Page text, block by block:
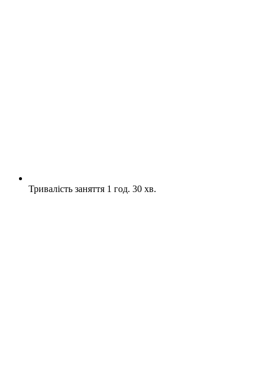
Тривалість заняття 1 год. 30 хв.